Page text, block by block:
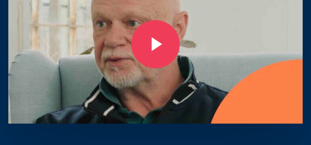
Play Video